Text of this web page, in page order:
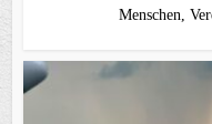
Menschen,